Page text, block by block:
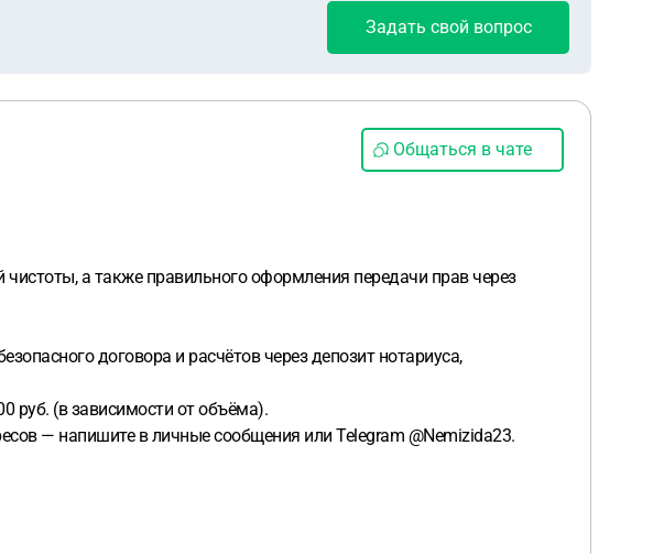
Задать свой вопрос
Общаться в чате
а также правильного оформления передачи прав через
договора и расчётов через депозит нотариуса,
руб. (в зависимости от объёма).
— напишите в личные сообщения или Telegram @Nemizida23.